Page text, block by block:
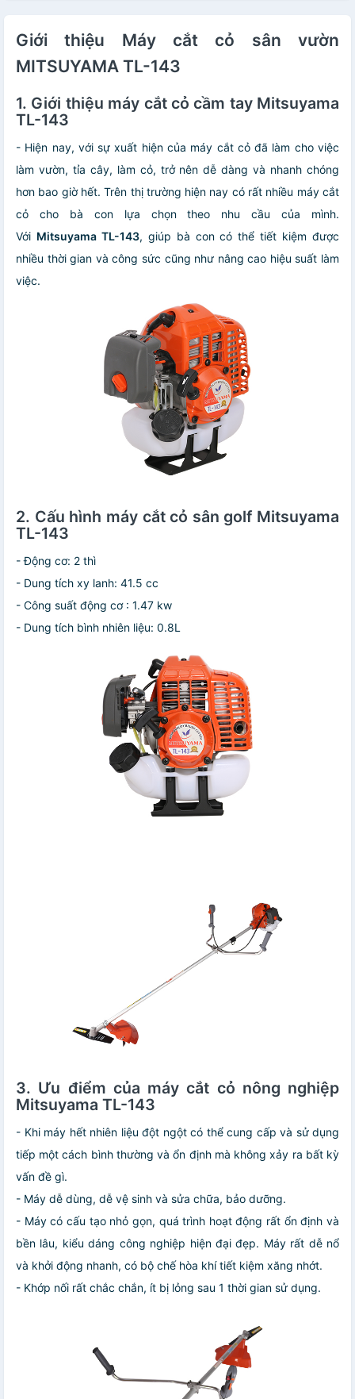
Giới thiệu Máy cắt cỏ sân vườn
MITSUYAMA TL-143
1. Giới thiệu máy cắt cỏ cầm tay Mitsuyama
TL-143
- Hiện nay, với sự xuất hiện của máy cắt cỏ đã làm cho việc
làm vườn, tỉa cây, làm cỏ, trở nên dễ dàng và nhanh chóng
hơn bao giờ hết. Trên thị trường hiện nay có rất nhiều máy cắt
cỏ cho bà con lựa chọn theo nhu cầu của mình.
Với Mitsuyama TL-143, giúp bà con có thể tiết kiệm được
nhiều thời gian và công sức cũng như nâng cao hiệu suất làm
việc.
2. Cấu hình máy cắt cỏ sân golf Mitsuyama
TL-143
- Động cơ: 2 thì
- Dung tích xy lanh: 41.5 cc
- Công suất động cơ : 1.47 kw
- Dung tích bình nhiên liệu: 0.8L
3. Ưu điểm của máy cắt cỏ nông nghiệp
Mitsuyama TL-143
- Khi máy hết nhiên liệu đột ngột có thể cung cấp và sử dụng
tiếp một cách bình thường và ổn định mà không xảy ra bất kỳ
vấn đề gì.
- Máy dễ dùng, dễ vệ sinh và sửa chữa, bảo dưỡng.
- Máy có cấu tạo nhỏ gọn, quá trình hoạt động rất ổn định và
bền lâu, kiểu dáng công nghiệp hiện đại đẹp. Máy rất dễ nổ
và khởi động nhanh, có bộ chế hòa khí tiết kiệm xăng nhớt.
- Khớp nối rất chắc chắn, ít bị lỏng sau 1 thời gian sử dụng.